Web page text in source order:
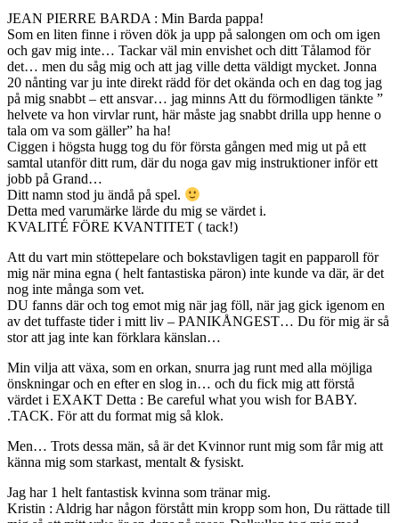
JEAN PIERRE BARDA : Min Barda pappa!
Som en liten finne i röven dök ja upp på salongen om och om igen
och gav mig inte… Tackar väl min envishet och ditt Tålamod för
det… men du såg mig och att jag ville detta väldigt mycket. Jonna
20 nånting var ju inte direkt rädd för det okända och en dag tog jag
på mig snabbt – ett ansvar… jag minns Att du förmodligen tänkte ”
helvete va hon virvlar runt, här måste jag snabbt drilla upp henne o
tala om va som gäller” ha ha!
Ciggen i högsta hugg tog du för första gången med mig ut på ett
samtal utanför ditt rum, där du noga gav mig instruktioner inför ett
jobb på Grand…
Ditt namn stod ju ändå på spel.
Detta med varumärke lärde du mig se värdet i.
KVALITÉ FÖRE KVANTITET ( tack!)
Att du vart min stöttepelare och bokstavligen tagit en papparoll för
mig när mina egna ( helt fantastiska päron) inte kunde va där, är det
nog inte många som vet.
DU fanns där och tog emot mig när jag föll, när jag gick igenom en
av det tuffaste tider i mitt liv – PANIKÅNGEST… Du för mig är så
stor att jag inte kan förklara känslan…
Min vilja att växa, som en orkan, snurra jag runt med alla möjliga
önskningar och en efter en slog in… och du fick mig att förstå
värdet i EXAKT Detta : Be careful what you wish for BABY.
.TACK. För att du format mig så klok.
Men… Trots dessa män, så är det Kvinnor runt mig som får mig att
känna mig som starkast, mentalt & fysiskt.
Jag har 1 helt fantastisk kvinna som tränar mig.
Kristin : Aldrig har någon förstått min kropp som hon, Du rättade till